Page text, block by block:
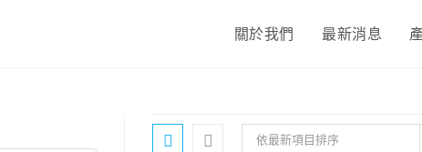
關於我們 最新消息
依最新項目排序